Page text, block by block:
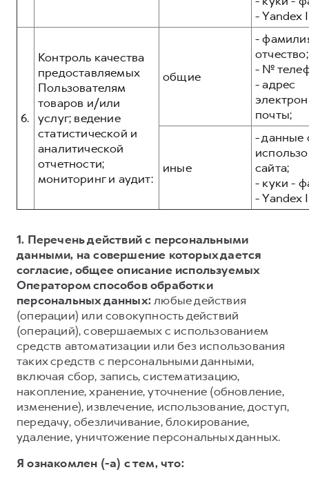
- Yandex
6.
Контроль качества
предоставляемых
Пользователям
товаров и/или
услуг; ведение
статистической и
аналитической
отчетности;
мониторинг и аудит:
общие
-
отчество;
- №
- адрес
почты;
иные
- данные
сайта;
- куки -
- Yandex
1. Перечень действий с персональными
данными, на совершение которых дается
согласие, общее описание используемых
Оператором способов обработки
персональных данных:любые действия
(операции) или совокупность действий
(операций), совершаемых с использованием
средств автоматизации или без использования
таких средств с персональными данными,
включая сбор, запись, систематизацию,
накопление, хранение, уточнение (обновление,
изменение), извлечение, использование, доступ,
передачу, обезличивание, блокирование,
удаление, уничтожение персональных данных.
Я ознакомлен (-а) с тем, что: